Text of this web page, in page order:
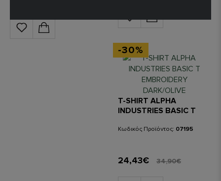
-30%
T-SHIRT ALPHA
INDUSTRIES BASIC T
DARK/OLIVE
Κωδικός Προϊόντος: 07195
24,43€ 34,90€